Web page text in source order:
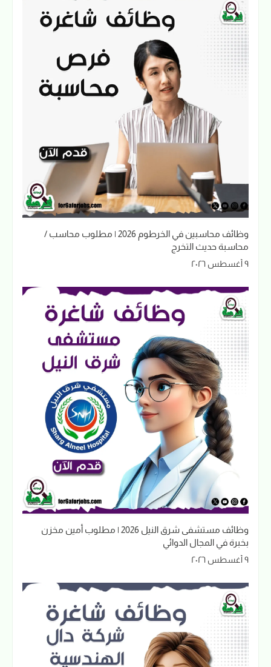
وظائف محاسبين في الخرطوم 2026 | مطلوب محاسب /
محاسبة حديث التخرج
٩ أغسطس ٢٠٢٦
وظائف مستشفى شرق النيل 2026 | مطلوب أمين مخزن
بخبرة في المجال الدوائي
٩ أغسطس ٢٠٢٦